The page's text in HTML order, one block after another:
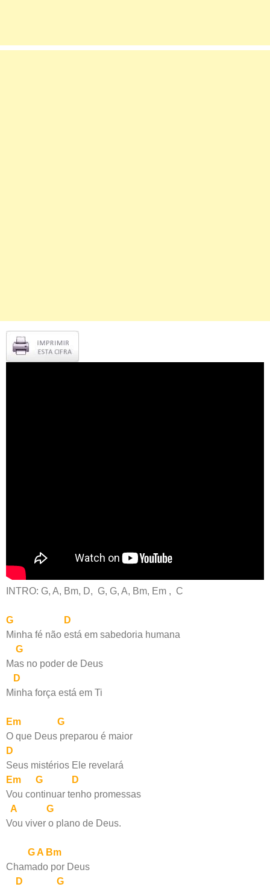
INTRO: G, A, Bm, D, G, G, A, Bm, Em , C
G D
Minha fé não está em sabedoria humana
G
Mas no poder de Deus
D
Minha força está em Ti
Em G
O que Deus preparou é maior
D
Seus mistérios Ele revelará
Em G D
Vou continuar tenho promessas
A G
Vou viver o plano de Deus.
G A Bm
Chamado por Deus
D G